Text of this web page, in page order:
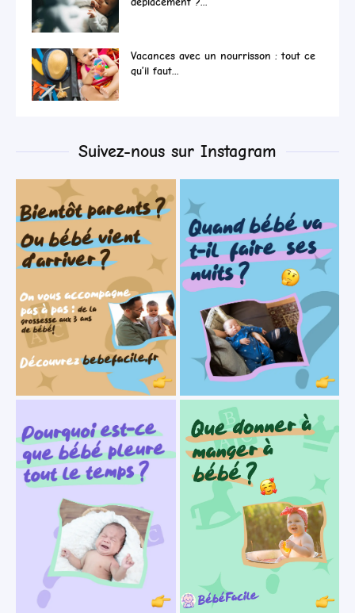
Vacances avec un nourrisson : tout ce
qu’il faut...
Suivez-nous sur Instagram